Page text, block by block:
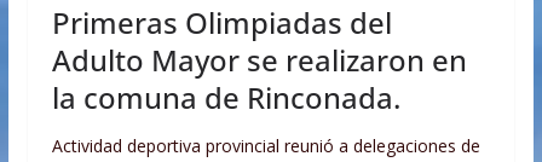
Primeras Olimpiadas del
Adulto Mayor se realizaron en
la comuna de Rinconada.
Actividad deportiva provincial reunió a delegaciones de